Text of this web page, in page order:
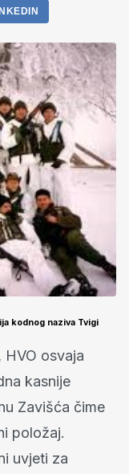
kodnog naziva Tvigi
osvaja
kasnije
Zavišća čime
položaj.
uvjeti za